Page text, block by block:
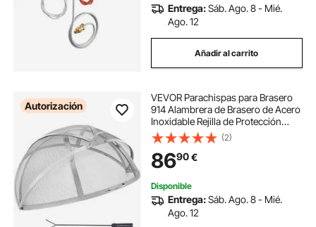
Entrega:Sáb. Ago. 8 - Mié.
Ago. 12
Añadir al carrito
Autorización
VEVOR Parachispas para Brasero
914 Alambrera de Brasero de Acero
Inoxidable Rejilla de Protección
contra Chispas de Fuego Protector
de Chispas de Apertura Fácil con
Accesorios para Hogueras, Jardín
(2)
8690€
Disponible
Entrega:Sáb. Ago. 8 - Mié.
Ago. 12